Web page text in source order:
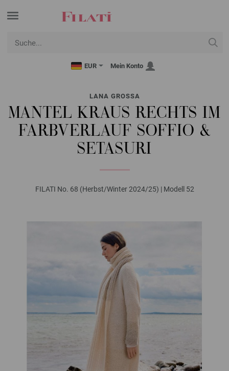
EUR Mein Konto
LANA GROSSA
MANTEL KRAUS RECHTS IM
FARBVERLAUF SOFFIO &
SETASURI
FILATI No. 68 (Herbst/Winter 2024/25) | Modell 52